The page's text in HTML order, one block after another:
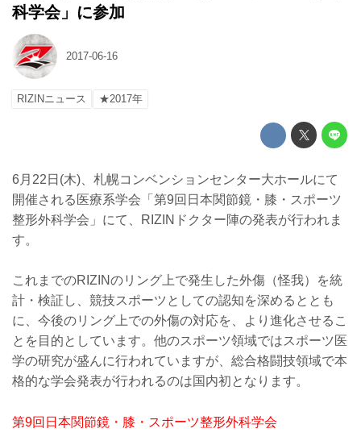
科学会」に参加
2017-06-16
RIZINニュース ★2017年
6月22日(木)、札幌コンベンションセンター大ホールにて
開催される医療系学会「第9回日本関節鏡・膝・スポーツ
整形外科学会」にて、RIZINドクター陣の発表が行われま
す。
これまでのRIZINのリング上で発生した外傷（怪我）を統
計・検証し、競技スポーツとしての認知を深めるととも
に、今後のリング上での外傷の対応を、より進化させるこ
とを目的としています。他のスポーツ領域ではスポーツ医
学の研究が盛んに行われていますが、総合格闘技領域で本
格的な学会発表が行われるのは国内初となります。
第9回日本関節鏡・膝・スポーツ整形外科学会